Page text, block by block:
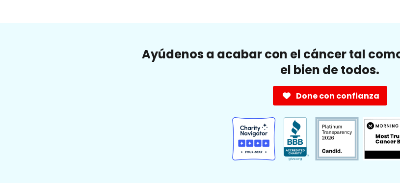
Ayúdenos a acabar con el cáncer tal
el bien de todos.
Done con confianza